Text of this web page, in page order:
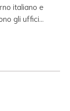
italiano e
gli uffici…